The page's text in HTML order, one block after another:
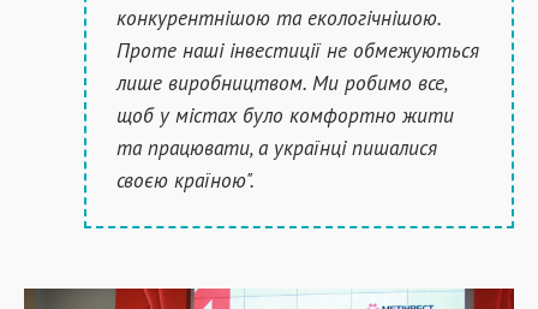
конкурентнішою та екологічнішою.
Проте наші інвестиції не обмежуються
лише виробництвом. Ми робимо все,
щоб у містах було комфортно жити
та працювати, а українці пишалися
своєю країною".